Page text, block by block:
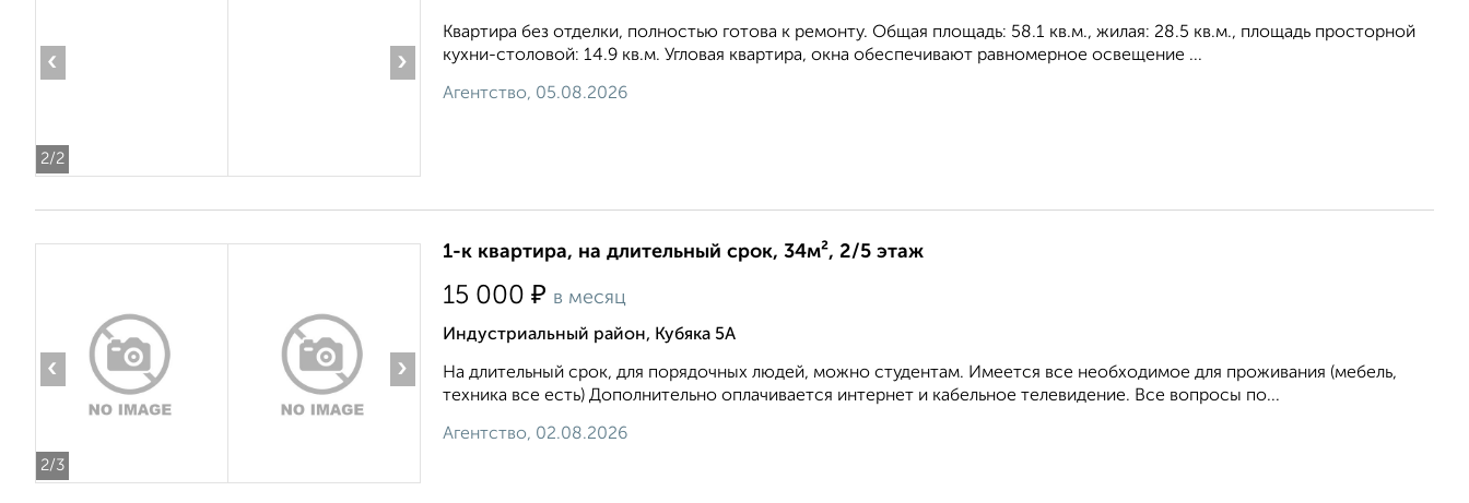
2/2
‹ ›
Квартира без отделки, полностью готова к ремонту. Общая площадь: 58.1 кв.м., жилая: 28.5 кв.м., площадь просторной
кухни-столовой: 14.9 кв.м. Угловая квартира, окна oбecпeчивaют paвнoмepнoe ocвeщeниe ...
Агентство, 05.08.2026
2/3
‹ ›
1-к квартира, на длительный срок, 34м², 2/5 этаж
15 000 ₽ в месяц
Индустриальный район, Кубяка 5А
На длительный срок, для порядочных людей, можно студентам. Имеется все необходимое для проживания (мебель,
техника все есть) Дополнительно оплачивается интернет и кабельное телевидение. Все вопросы по...
Агентство, 02.08.2026